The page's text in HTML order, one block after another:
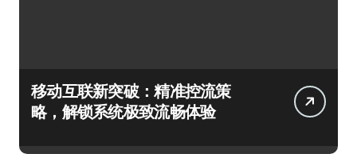
移动互联新突破：精准控流策
略，解锁系统极致流畅体验